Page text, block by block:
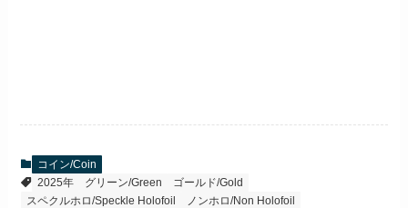
コイン/Coin
2025年
グリーン/Green
ゴールド/Gold
スペクルホロ/Speckle Holofoil
ノンホロ/Non Holofoil